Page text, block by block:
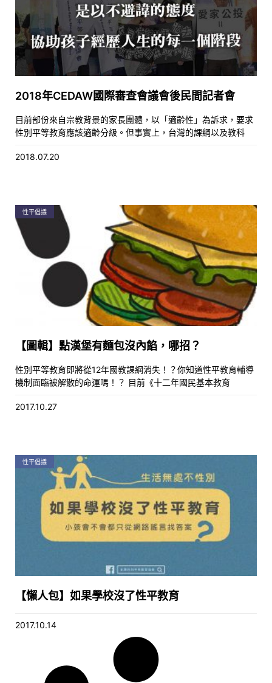
2018年CEDAW國際審查會議會後民間記者會
目前部份來自宗教背景的家長團體，以「適齡性」為訴求，要求
性別平等教育應該適齡分級。但事實上，台灣的課綱以及教科
2018.07.20
性平倡議
【圖輯】點漢堡有麵包沒內餡，哪招？
性別平等教育即將從12年國教課綱消失！？你知道性平教育輔導
機制面臨被解散的命運嗎！？ 目前《十二年國民基本教育
2017.10.27
性平倡議
【懶人包】如果學校沒了性平教育
2017.10.14